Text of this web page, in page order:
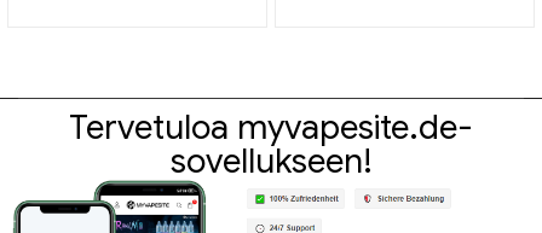
Tervetuloa myvapesite.de-
sovellukseen!